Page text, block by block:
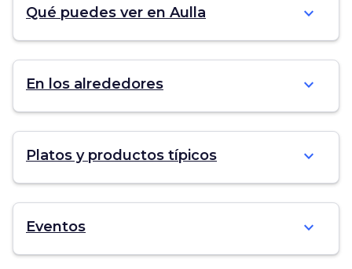
Qué puedes ver en Aulla expand_more
En los alrededores expand_more
Platos y productos típicos expand_more
Eventos expand_more